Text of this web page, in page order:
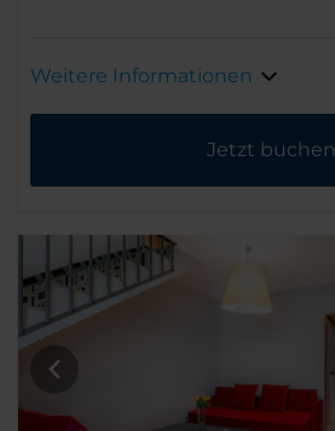
Weitere Informationen
Jetzt buchen